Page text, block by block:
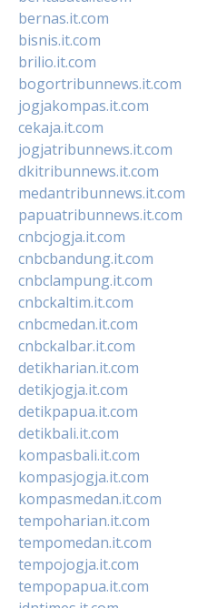
bernas.it.com
bisnis.it.com
brilio.it.com
bogortribunnews.it.com
jogjakompas.it.com
cekaja.it.com
jogjatribunnews.it.com
dkitribunnews.it.com
medantribunnews.it.com
papuatribunnews.it.com
cnbcjogja.it.com
cnbcbandung.it.com
cnbclampung.it.com
cnbckaltim.it.com
cnbcmedan.it.com
cnbckalbar.it.com
detikharian.it.com
detikjogja.it.com
detikpapua.it.com
detikbali.it.com
kompasbali.it.com
kompasjogja.it.com
kompasmedan.it.com
tempoharian.it.com
tempomedan.it.com
tempojogja.it.com
tempopapua.it.com